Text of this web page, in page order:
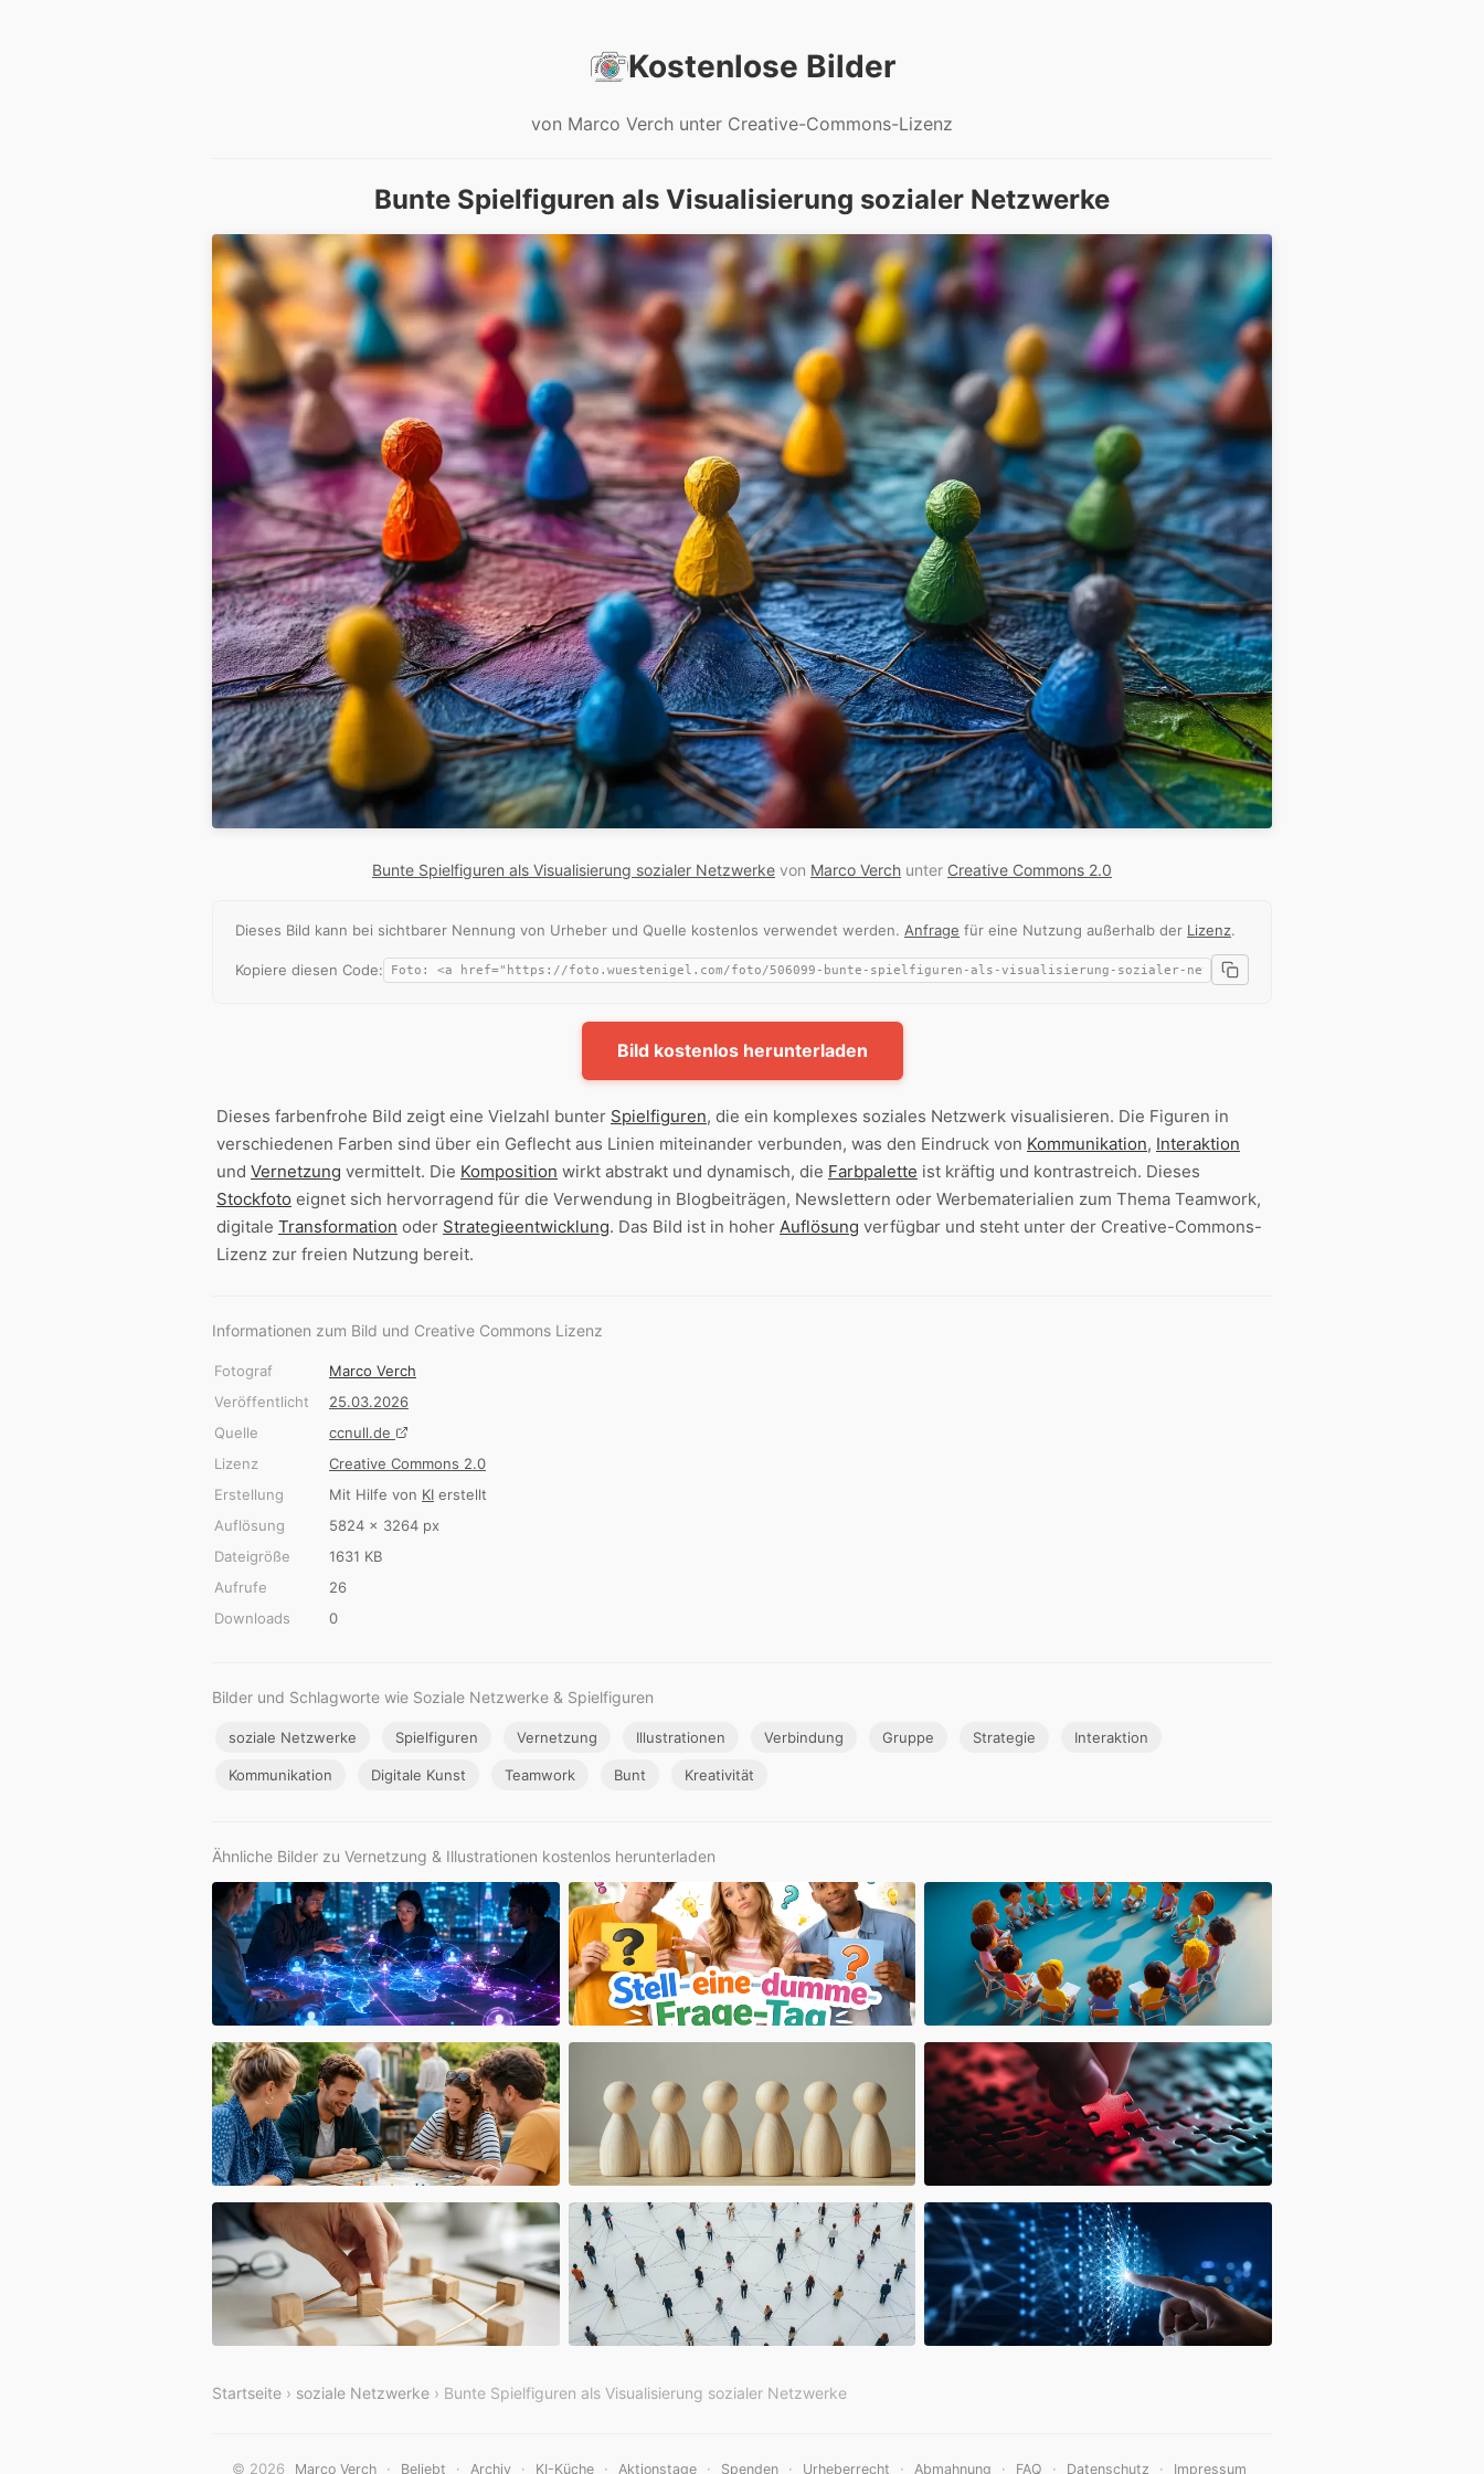
Kostenlose Bilder
von Marco Verch unter Creative-Commons-Lizenz
Bunte Spielfiguren als Visualisierung sozialer Netzwerke
Bunte Spielfiguren als Visualisierung sozialer Netzwerke von Marco Verch unter Creative Commons 2.0
Dieses Bild kann bei sichtbarer Nennung von Urheber und Quelle kostenlos verwendet werden. Anfrage für eine Nutzung außerhalb der Lizenz.
Kopiere diesen Code:
Bild kostenlos herunterladen
Dieses farbenfrohe Bild zeigt eine Vielzahl bunter Spielfiguren, die ein komplexes soziales Netzwerk visualisieren. Die Figuren in
verschiedenen Farben sind über ein Geflecht aus Linien miteinander verbunden, was den Eindruck von Kommunikation, Interaktion
und Vernetzung vermittelt. Die Komposition wirkt abstrakt und dynamisch, die Farbpalette ist kräftig und kontrastreich. Dieses
Stockfoto eignet sich hervorragend für die Verwendung in Blogbeiträgen, Newslettern oder Werbematerialien zum Thema Teamwork,
digitale Transformation oder Strategieentwicklung. Das Bild ist in hoher Auflösung verfügbar und steht unter der Creative-Commons-
Lizenz zur freien Nutzung bereit.
Informationen zum Bild und Creative Commons Lizenz
Fotograf
Marco Verch
Veröffentlicht
25.03.2026
Quelle
ccnull.de
Lizenz
Creative Commons 2.0
Erstellung
Mit Hilfe von KI erstellt
Auflösung
5824 × 3264 px
Dateigröße
1631 KB
Aufrufe
26
Downloads
0
Bilder und Schlagworte wie Soziale Netzwerke & Spielfiguren
soziale Netzwerke Spielfiguren Vernetzung Illustrationen Verbindung Gruppe Strategie Interaktion
Kommunikation Digitale Kunst Teamwork Bunt Kreativität
Ähnliche Bilder zu Vernetzung & Illustrationen kostenlos herunterladen
Startseite › soziale Netzwerke › Bunte Spielfiguren als Visualisierung sozialer Netzwerke
© 2026 Marco Verch · Beliebt · Archiv · KI-Küche · Aktionstage · Spenden · Urheberrecht · Abmahnung · FAQ · Datenschutz · Impressum